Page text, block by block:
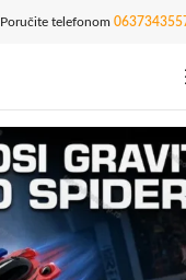
Poručite telefonom